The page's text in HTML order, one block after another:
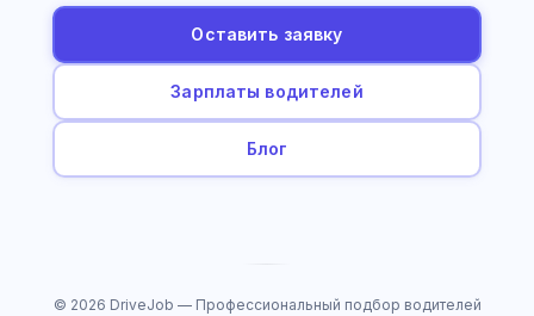
Оставить заявку
Зарплаты водителей
Блог
© 2026 DriveJob — Профессиональный подбор водителей